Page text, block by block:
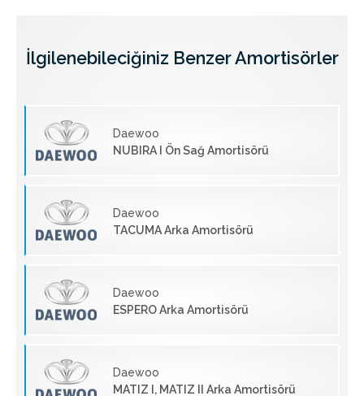
İlgilenebileciğiniz Benzer Amortisörler
Daewoo
NUBIRA I Ön Sağ Amortisörü
Daewoo
TACUMA Arka Amortisörü
Daewoo
ESPERO Arka Amortisörü
Daewoo
MATIZ I, MATIZ II Arka Amortisörü